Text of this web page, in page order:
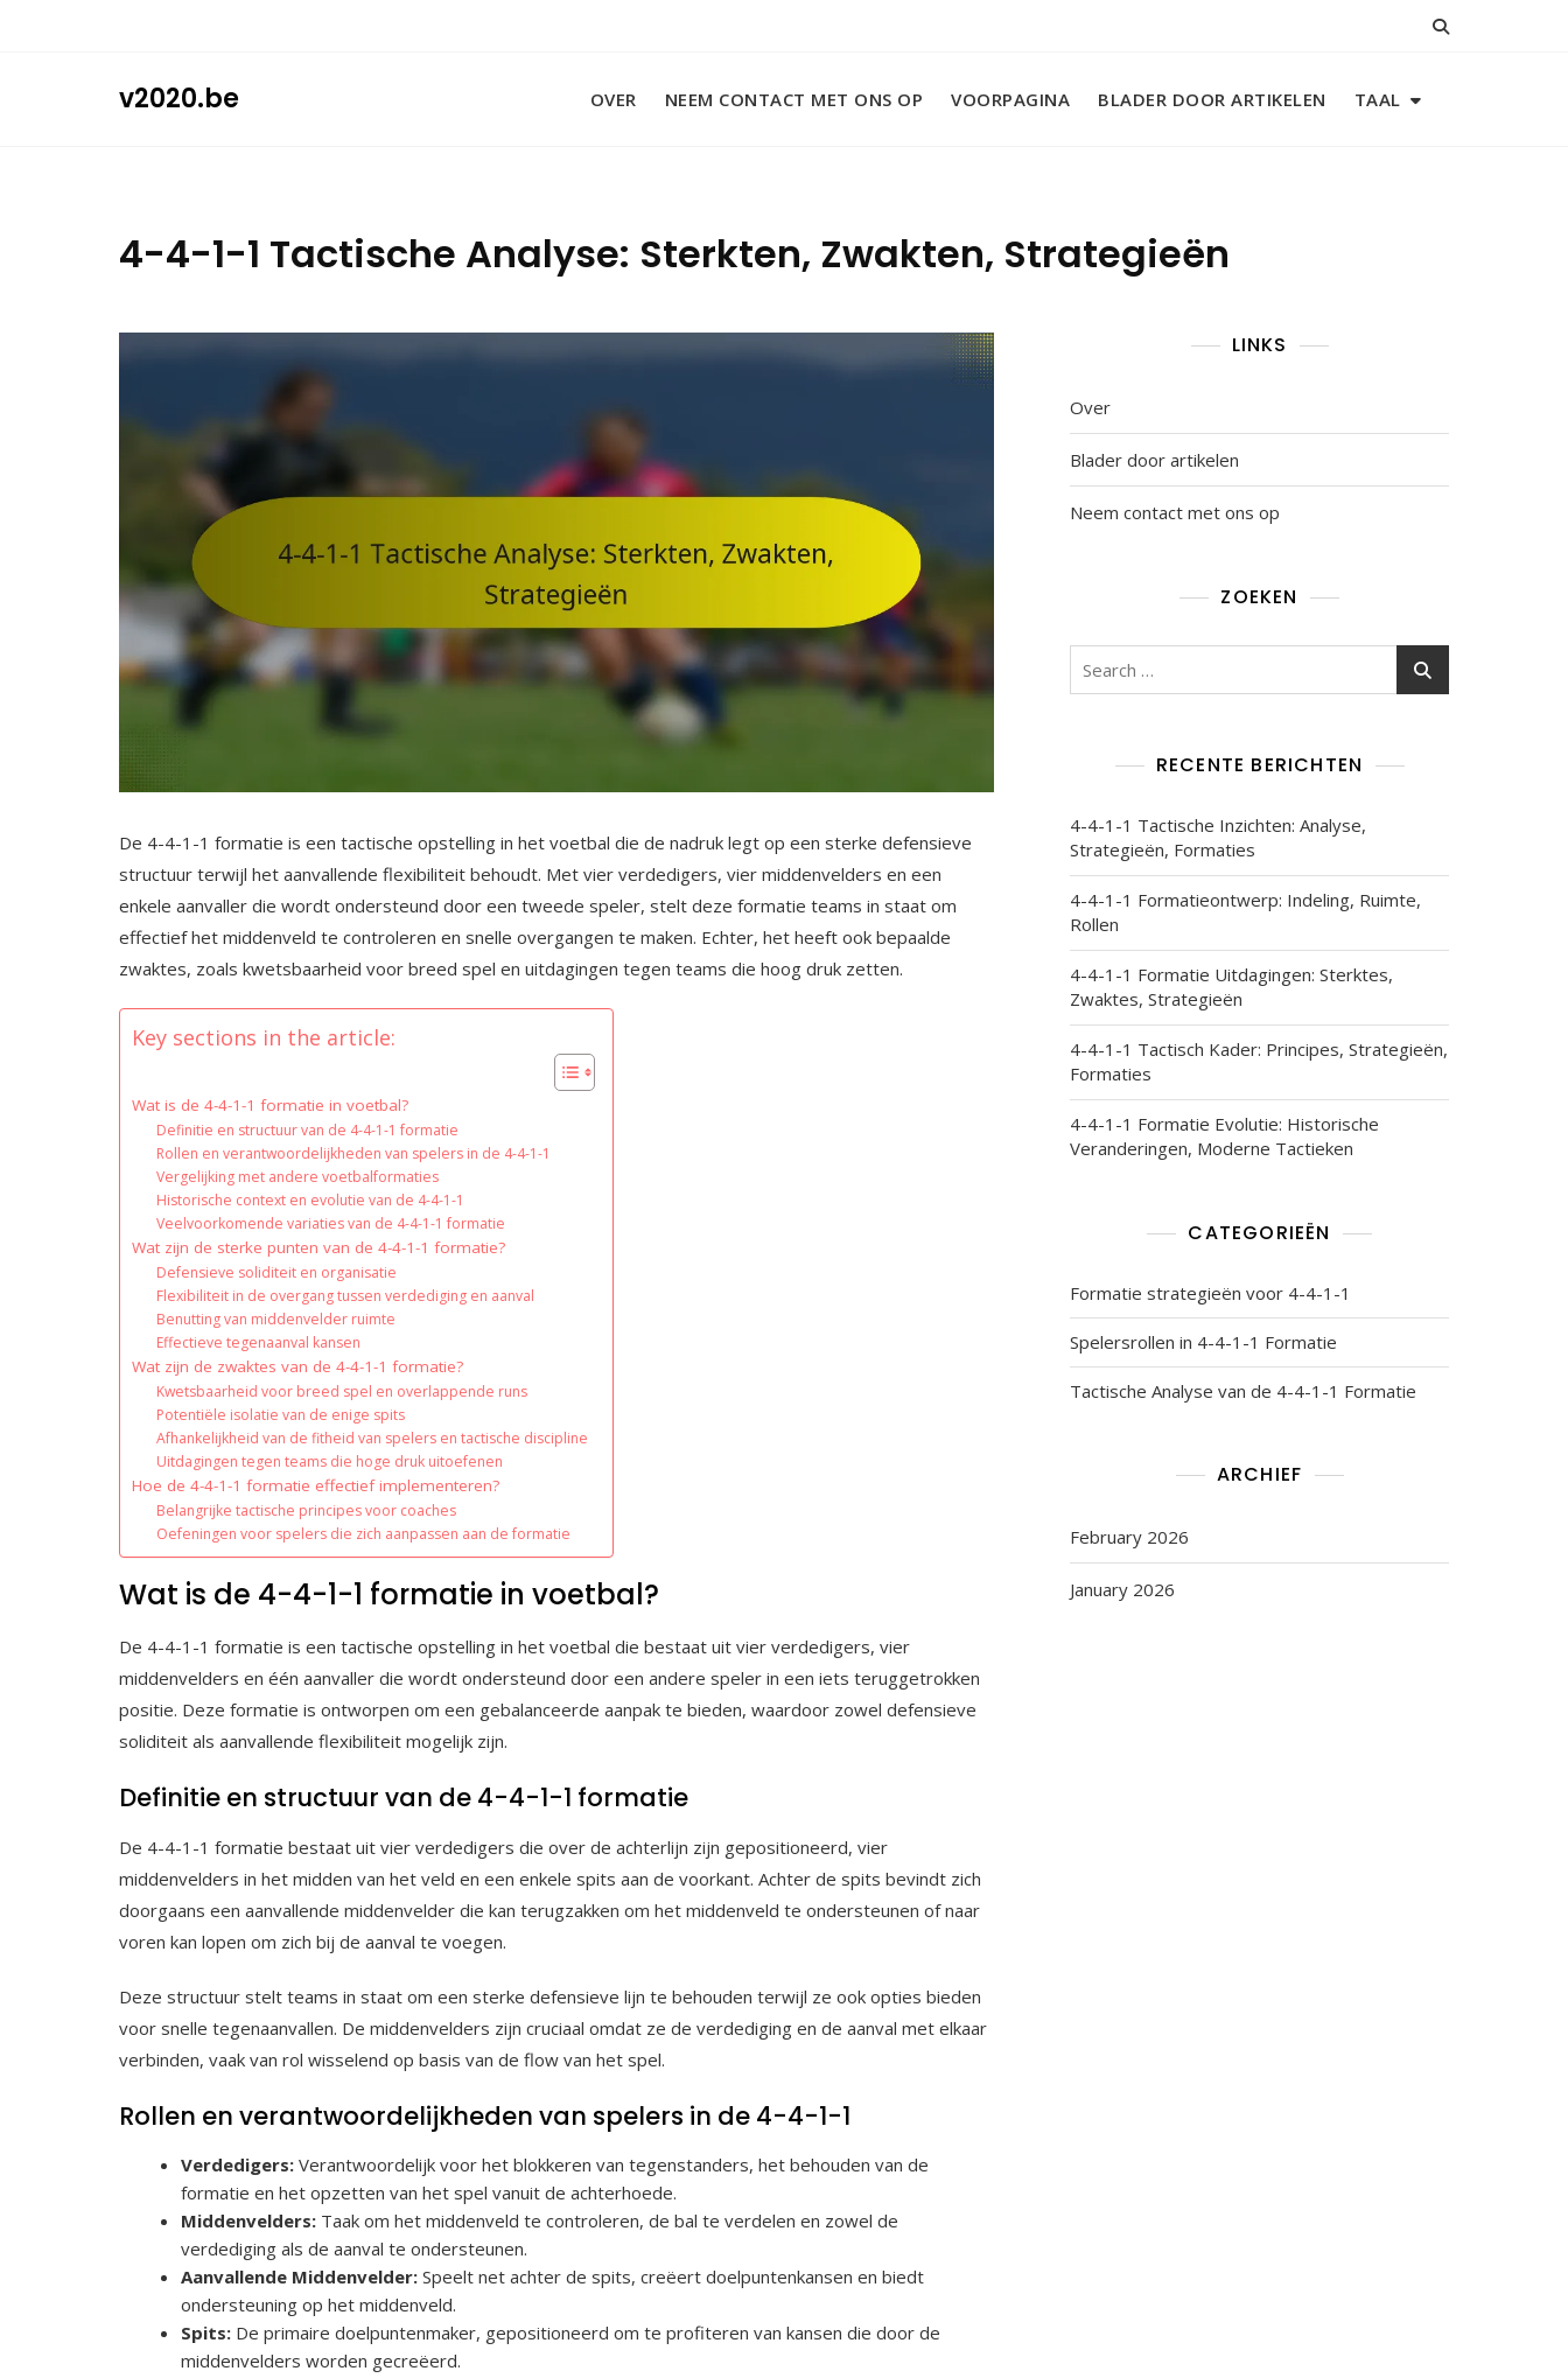
v2020.be OVER NEEM CONTACT MET ONS OP VOORPAGINA BLADER DOOR ARTIKELEN TAAL
4-4-1-1 Tactische Analyse: Sterkten, Zwakten, Strategieën
De 4-4-1-1 formatie is een tactische opstelling in het voetbal die de nadruk legt op een sterke defensieve
structuur terwijl het aanvallende flexibiliteit behoudt. Met vier verdedigers, vier middenvelders en een
enkele aanvaller die wordt ondersteund door een tweede speler, stelt deze formatie teams in staat om
effectief het middenveld te controleren en snelle overgangen te maken. Echter, het heeft ook bepaalde
zwaktes, zoals kwetsbaarheid voor breed spel en uitdagingen tegen teams die hoog druk zetten.
Key sections in the article:
Wat is de 4-4-1-1 formatie in voetbal?
Definitie en structuur van de 4-4-1-1 formatie
Rollen en verantwoordelijkheden van spelers in de 4-4-1-1
Vergelijking met andere voetbalformaties
Historische context en evolutie van de 4-4-1-1
Veelvoorkomende variaties van de 4-4-1-1 formatie
Wat zijn de sterke punten van de 4-4-1-1 formatie?
Defensieve soliditeit en organisatie
Flexibiliteit in de overgang tussen verdediging en aanval
Benutting van middenvelder ruimte
Effectieve tegenaanval kansen
Wat zijn de zwaktes van de 4-4-1-1 formatie?
Kwetsbaarheid voor breed spel en overlappende runs
Potentiële isolatie van de enige spits
Afhankelijkheid van de fitheid van spelers en tactische discipline
Uitdagingen tegen teams die hoge druk uitoefenen
Hoe de 4-4-1-1 formatie effectief implementeren?
Belangrijke tactische principes voor coaches
Oefeningen voor spelers die zich aanpassen aan de formatie
Wat is de 4-4-1-1 formatie in voetbal?
De 4-4-1-1 formatie is een tactische opstelling in het voetbal die bestaat uit vier verdedigers, vier
middenvelders en één aanvaller die wordt ondersteund door een andere speler in een iets teruggetrokken
positie. Deze formatie is ontworpen om een gebalanceerde aanpak te bieden, waardoor zowel defensieve
soliditeit als aanvallende flexibiliteit mogelijk zijn.
Definitie en structuur van de 4-4-1-1 formatie
De 4-4-1-1 formatie bestaat uit vier verdedigers die over de achterlijn zijn gepositioneerd, vier
middenvelders in het midden van het veld en een enkele spits aan de voorkant. Achter de spits bevindt zich
doorgaans een aanvallende middenvelder die kan terugzakken om het middenveld te ondersteunen of naar
voren kan lopen om zich bij de aanval te voegen.
Deze structuur stelt teams in staat om een sterke defensieve lijn te behouden terwijl ze ook opties bieden
voor snelle tegenaanvallen. De middenvelders zijn cruciaal omdat ze de verdediging en de aanval met elkaar
verbinden, vaak van rol wisselend op basis van de flow van het spel.
Rollen en verantwoordelijkheden van spelers in de 4-4-1-1
Verdedigers: Verantwoordelijk voor het blokkeren van tegenstanders, het behouden van de
formatie en het opzetten van het spel vanuit de achterhoede.
Middenvelders: Taak om het middenveld te controleren, de bal te verdelen en zowel de
verdediging als de aanval te ondersteunen.
Aanvallende Middenvelder: Speelt net achter de spits, creëert doelpuntenkansen en biedt
ondersteuning op het middenveld.
Spits: De primaire doelpuntenmaker, gepositioneerd om te profiteren van kansen die door de
middenvelders worden gecreëerd.
LINKS
Over
Blader door artikelen
Neem contact met ons op
ZOEKEN
Search
RECENTE BERICHTEN
4-4-1-1 Tactische Inzichten: Analyse,
Strategieën, Formaties
4-4-1-1 Formatieontwerp: Indeling, Ruimte,
Rollen
4-4-1-1 Formatie Uitdagingen: Sterktes,
Zwaktes, Strategieën
4-4-1-1 Tactisch Kader: Principes, Strategieën,
Formaties
4-4-1-1 Formatie Evolutie: Historische
Veranderingen, Moderne Tactieken
CATEGORIEËN
Formatie strategieën voor 4-4-1-1
Spelersrollen in 4-4-1-1 Formatie
Tactische Analyse van de 4-4-1-1 Formatie
ARCHIEF
February 2026
January 2026